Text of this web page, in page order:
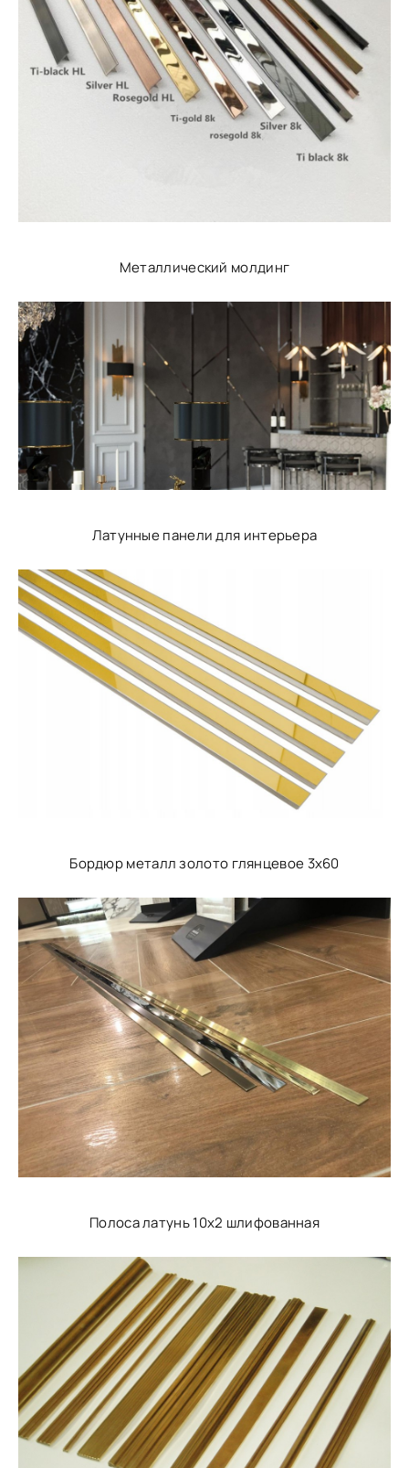
Металлический молдинг
Латунные панели для интерьера
Бордюр металл золото глянцевое 3х60
Полоса латунь 10х2 шлифованная